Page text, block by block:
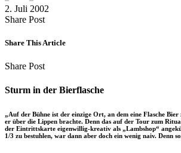
2. Juli 2002
Share PostShare
Facebook
Copy
to
Send
via
Share This Article
Share PostShare
Facebook
Copy
to
Send
via
Sturm in der Bierflasche
„Auf der Bühne ist der einzige Ort, an dem eine Flasche
er über die Lippen brachte. Denn das auf der Tour zum
der Eintrittskarte eigenwillig-kreativ als „Lambshop“
1/3 zu bestuhlen, war dann aber doch ein wenig naiv. Denn